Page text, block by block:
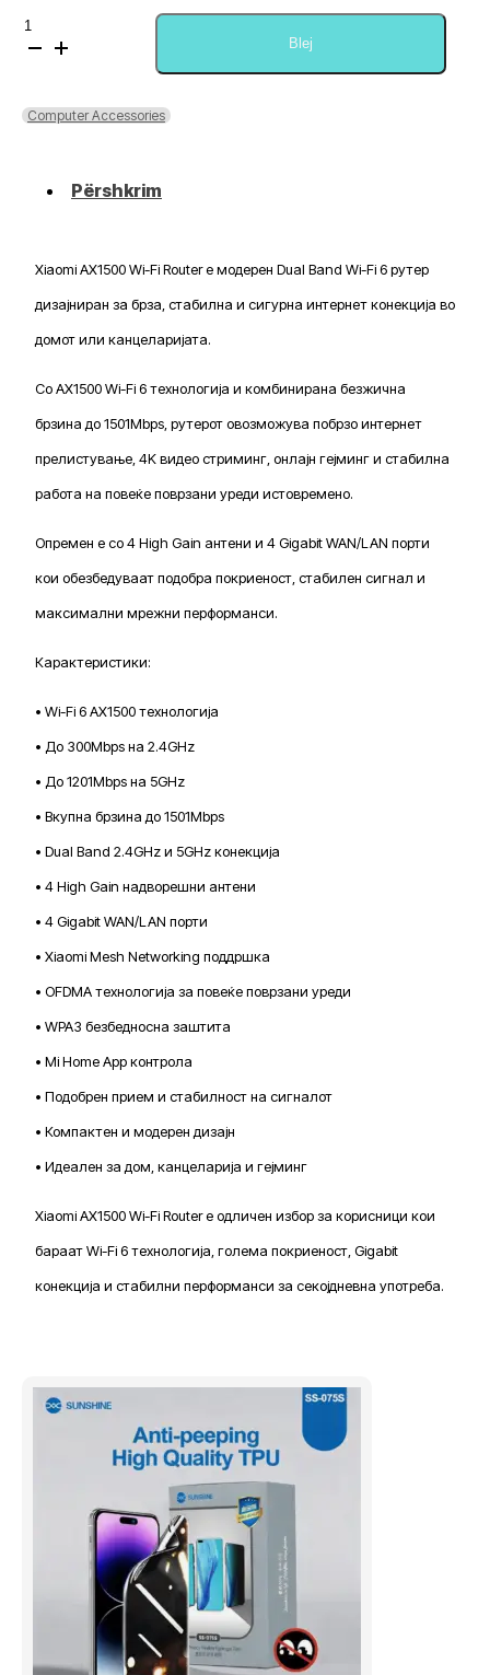
Sasi
Xiaomi
Fi
Blej
Computer Accessories
Përshkrim
Xiaomi AX1500 Wi-Fi Router е модерен Dual Band Wi-Fi 6 рутер
дизајниран за брза, стабилна и сигурна интернет конекција во
домот или канцеларијата.
Со AX1500 Wi-Fi 6 технологија и комбинирана безжична
брзина до 1501Mbps, рутерот овозможува побрзо интернет
прелистување, 4K видео стриминг, онлајн гејминг и стабилна
работа на повеќе поврзани уреди истовремено.
Опремен е со 4 High Gain антени и 4 Gigabit WAN/LAN порти
кои обезбедуваат подобра покриеност, стабилен сигнал и
максимални мрежни перформанси.
Карактеристики:
• Wi-Fi 6 AX1500 технологија
• До 300Mbps на 2.4GHz
• До 1201Mbps на 5GHz
• Вкупна брзина до 1501Mbps
• Dual Band 2.4GHz и 5GHz конекција
• 4 High Gain надворешни антени
• 4 Gigabit WAN/LAN порти
• Xiaomi Mesh Networking поддршка
• OFDMA технологија за повеќе поврзани уреди
• WPA3 безбедносна заштита
• Mi Home App контрола
• Подобрен прием и стабилност на сигналот
• Компактен и модерен дизајн
• Идеален за дом, канцеларија и гејминг
Xiaomi AX1500 Wi-Fi Router е одличен избор за корисници кои
бараат Wi-Fi 6 технологија, голема покриеност, Gigabit
конекција и стабилни перформанси за секојдневна употреба.